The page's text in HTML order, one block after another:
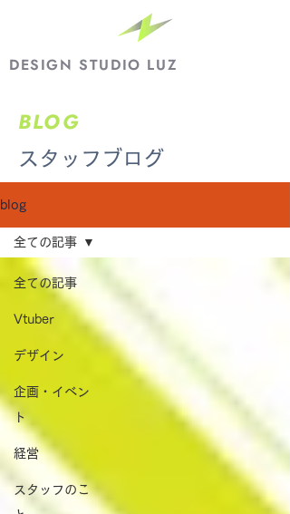
DESIGN STUDIO LUZ
BLOG
​スタッフブログ
blog
全ての記事
Vtuber
デザイン
企画・イベン
ト
経営
スタッフのこ
全ての記事